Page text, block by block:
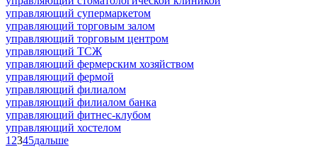
управляющий супермаркетом
управляющий торговым залом
управляющий торговым центром
управляющий ТСЖ
управляющий фермерским хозяйством
управляющий фермой
управляющий филиалом
управляющий филиалом банка
управляющий фитнес-клубом
управляющий хостелом
1 2345дальше